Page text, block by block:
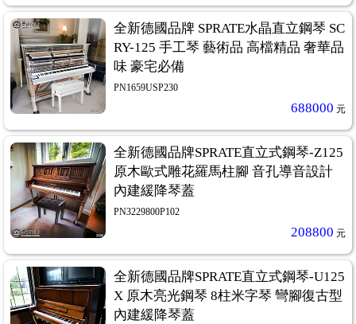
全新德國品牌 SPRATE水晶直立鋼琴 SC
RY-125 手工琴 藝術品 高檔精品 奢華品
味 豪宅必備
PN1659USP230
688000 元
全新德國品牌SPRATE直立式鋼琴-Z125
原木歐式雕花羅馬柱腳 音孔導音設計
內建緩降琴蓋
PN3229800P102
208800 元
全新德國品牌SPRATE直立式鋼琴-U125
X 原木亮光鋼琴 8柱米字琴 彎腳復古型
內建緩降琴蓋